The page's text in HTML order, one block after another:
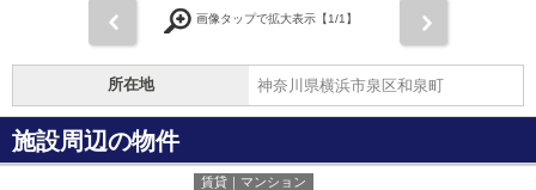
画像タップで拡大表示【1/1】
所在地 神奈川県横浜市泉区和泉町
施設周辺の物件
賃貸｜マンション